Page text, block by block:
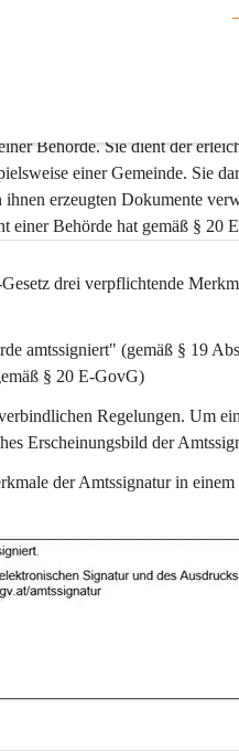
Behörde. Sie dient der
einer Gemeinde. Sie
erzeugten Dokumente
einer Behörde hat gemäß §
drei verpflichtende
amtssigniert" (gemäß § 19
§ 20 E-GovG)
Regelungen. Um
Erscheinungsbild der
der Amtssignatur in